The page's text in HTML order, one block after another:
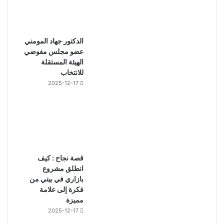
الدكتور جهاد المومني
عضو مجلس مفوضي
الهيئة المستقلة
للانتخاب
2025-12-17
قصة نجاح : كيف
انطلق مشروع
بازاري في بيتي من
فكرة إلى علامة
مميزة
2025-12-17